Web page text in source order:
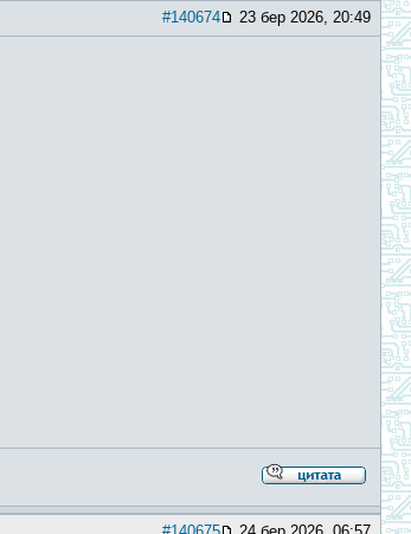
#140674 23 бер 2026, 20:49